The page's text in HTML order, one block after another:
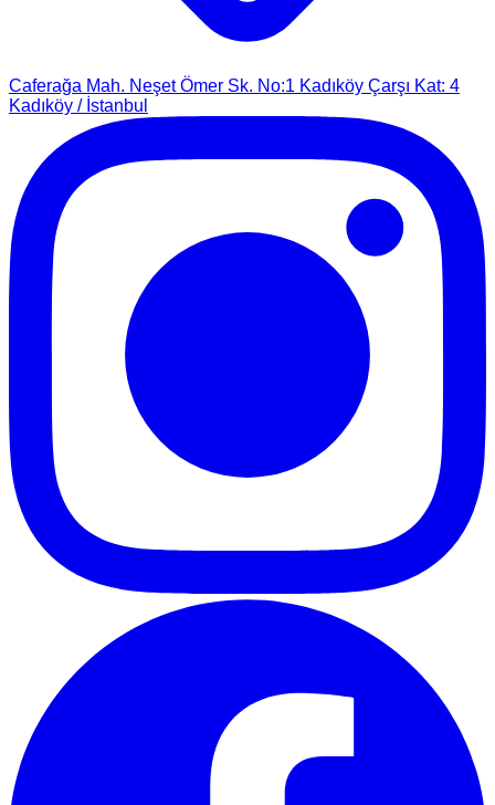
Caferağa Mah. Neşet Ömer Sk. No:1 Kadıköy Çarşı Kat: 4
Kadıköy / İstanbul